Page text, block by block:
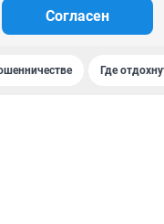
Согласен
Где